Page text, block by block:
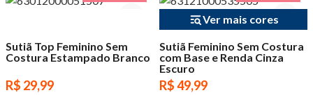
Sutiã Top Feminino Sem
Costura Estampado Branco
R$ 29,99
Ver mais cores
Sutiã Feminino Sem Costura
com Base e Renda Cinza
Escuro
R$ 49,99